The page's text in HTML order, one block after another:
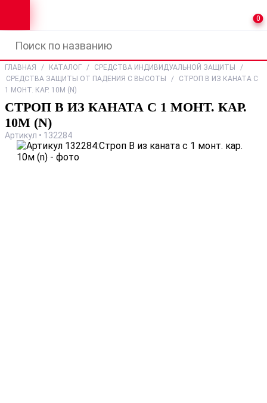
0
ГЛАВНАЯ / КАТАЛОГ / СРЕДСТВА ИНДИВИДУАЛЬНОЙ ЗАЩИТЫ
/
СРЕДСТВА ЗАЩИТЫ ОТ ПАДЕНИЯ С ВЫСОТЫ
/
СТРОП В ИЗ КАНАТА С
1 МОНТ. КАР. 10М (N)
СТРОП В ИЗ КАНАТА С 1 МОНТ. КАР.
10М (N)
Артикул • 132284